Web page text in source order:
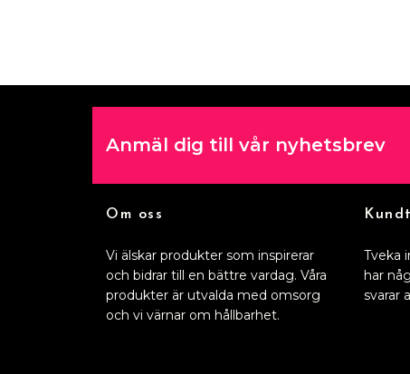
Anmäl dig till vår nyhetsbrev
Om oss
Vi älskar produkter som inspirerar
och bidrar till en bättre vardag. Våra
produkter är utvalda med omsorg
och vi värnar om hållbarhet.
Tveka
har
svarar